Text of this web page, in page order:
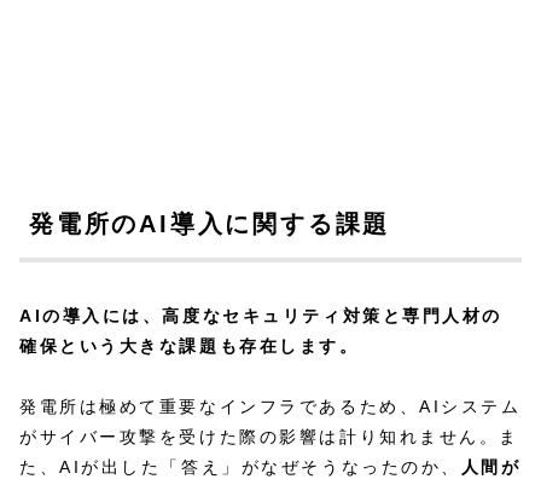
発電所のAI導入に関する課題
AIの導入には、高度なセキュリティ対策と専門人材の
確保という大きな課題も存在します。
発電所は極めて重要なインフラであるため、AIシステム
がサイバー攻撃を受けた際の影響は計り知れません。ま
た、AIが出した「答え」がなぜそうなったのか、
人間が